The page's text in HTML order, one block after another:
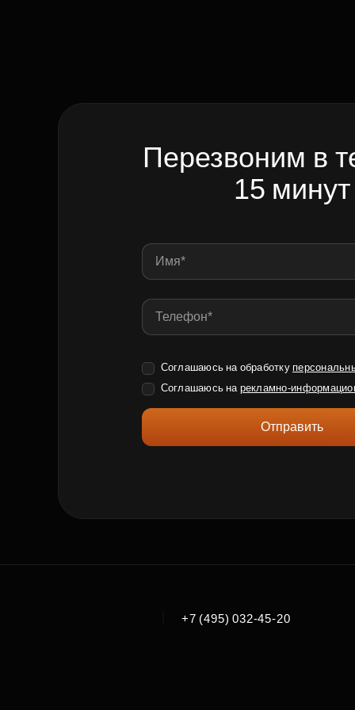
Перезвоним в
15 минут
Соглашаюсь на обработку
Соглашаюсь на рекламно-
Отправить
+7 (495) 032-45-20